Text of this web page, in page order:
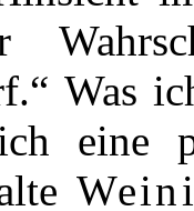
Was
eine